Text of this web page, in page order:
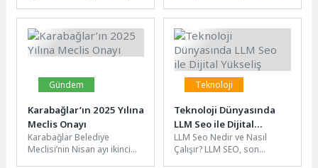
Merkezi iş birliğiyle
düzenlediği “Mobilya
Üretiminde...
Beyoğlu Sineması’nda
gerçekleştirilen...
Gündem
Karabağlar’ın 2025 Yılına
Meclis Onayı
Karabağlar Belediye
Meclisi’nin Nisan ayı ikinci
Teknoloji
Teknoloji Dünyasında
LLM Seo ile Dijital
Yükseliş
LLM Seo Nedir ve Nasıl
Çalışır? LLM SEO, son